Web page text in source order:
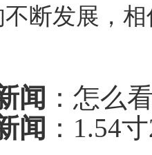
不断发展，
闻 ： 怎么
闻 ： 1.54